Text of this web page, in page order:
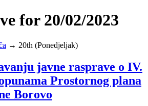
for 20/02/2023
→ 20th (Ponedjeljak)
javne rasprave o IV.
Prostornog plana
Borovo